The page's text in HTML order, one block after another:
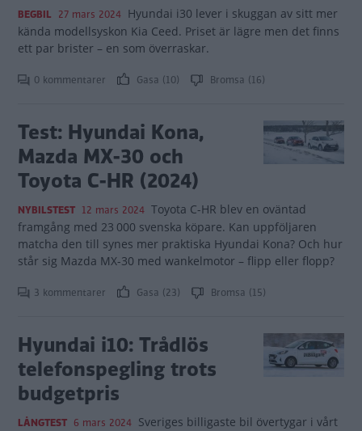
BEGBIL 27 mars 2024 Hyundai i30 lever i skuggan av sitt mer
kända modellsyskon Kia Ceed. Priset är lägre men det finns
ett par brister – en som överraskar.
0 kommentarer Gasa (10) Bromsa (16)
Test: Hyundai Kona,
Mazda MX-30 och
Toyota C-HR (2024)
NYBILSTEST 12 mars 2024 Toyota C-HR blev en oväntad
framgång med 23 000 svenska köpare. Kan uppföljaren
matcha den till synes mer praktiska Hyundai Kona? Och hur
står sig Mazda MX-30 med wankelmotor – flipp eller flopp?
3 kommentarer Gasa (23) Bromsa (15)
Hyundai i10: Trådlös
telefonspegling trots
budgetpris
LÅNGTEST 6 mars 2024 Sveriges billigaste bil övertygar i vårt